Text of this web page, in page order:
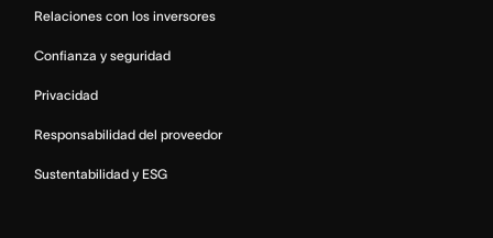
Relaciones con los inversores
Confianza y seguridad
Privacidad
Responsabilidad del proveedor
Sustentabilidad y ESG